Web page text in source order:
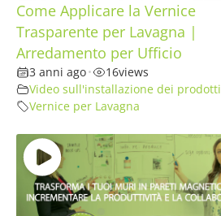
Come Applicare la Vernice
Trasparente per Lavagna |
Arredamento per Ufficio
3 anni ago• 16views
Video sull'installazione dei prodotti
Vernice per Lavagna